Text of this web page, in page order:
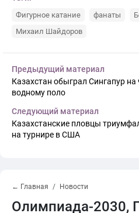
Фигурное катание фанаты
Михаил Шайдоров
Предыдущий материал
Казахстан обыграл Сингапур
водному поло
Следующий материал
Казахстанские пловцы
на турнире в США
← Главная Новости
Олимпиада-2030,